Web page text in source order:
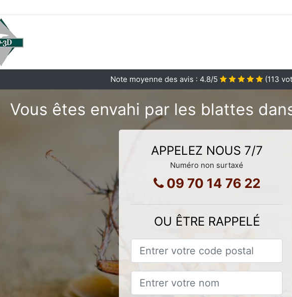
Note moyenne des avis : 4.8/5 (113
Vous êtes envahi par les blattes
APPELEZ NOUS 7/7
Numéro non surtaxé
09 70 14 76 22
OU ÊTRE RAPPELÉ